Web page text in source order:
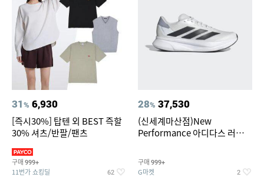
31% 6,930
[즉시30%] 탑텐 외 BEST 즉할
30% 셔츠/반팔/팬츠
구매 999+
11번가 쇼킹딜 62
28% 37,530
(신세계마산점)New
Performance 아디다스 러닝화
구매 999+
G마켓 2